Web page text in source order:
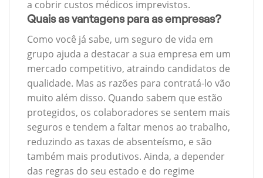
a cobrir custos médicos imprevistos.
Quais as vantagens para as empresas?
Como você já sabe, um seguro de vida em
grupo ajuda a destacar a sua empresa em um
mercado competitivo, atraindo candidatos de
qualidade. Mas as razões para contratá-lo vão
muito além disso. Quando sabem que estão
protegidos, os colaboradores se sentem mais
seguros e tendem a faltar menos ao trabalho,
reduzindo as taxas de absenteísmo, e são
também mais produtivos. Ainda, a depender
das regras do seu estado e do regime